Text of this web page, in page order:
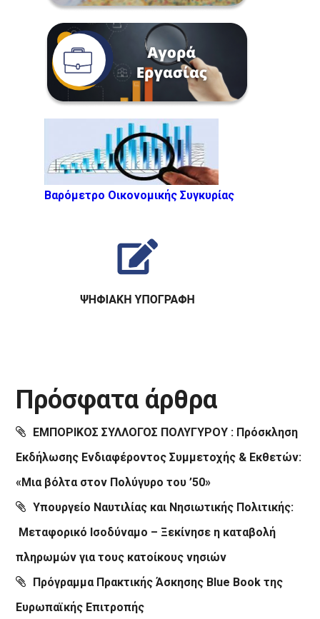
Βαρόμετρο Οικονομικής Συγκυρίας
Πρόσφατα άρθρα
ΕΜΠΟΡΙΚΟΣ ΣΥΛΛΟΓΟΣ ΠΟΛΥΓΥΡΟΥ : Πρόσκληση
Εκδήλωσης Ενδιαφέροντος Συμμετοχής & Εκθετών:
«Μια βόλτα στον Πολύγυρο του ’50»
Υπουργείο Ναυτιλίας και Νησιωτικής Πολιτικής:
Μεταφορικό Ισοδύναμο – Ξεκίνησε η καταβολή
πληρωμών για τους κατοίκους νησιών
Πρόγραμμα Πρακτικής Άσκησης Blue Book της
Ευρωπαϊκής Επιτροπής